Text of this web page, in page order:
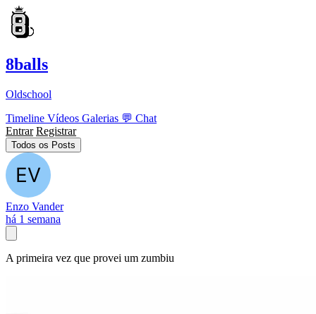
8balls
Oldschool
Timeline Vídeos Galerias 💬 Chat
Entrar Registrar
Todos os Posts
Enzo Vander
há 1 semana
A primeira vez que provei um zumbiu